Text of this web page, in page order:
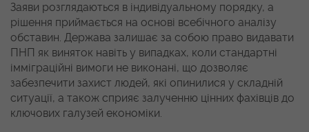
Заяви розглядаються в індивідуальному порядку, а
рішення приймається на основі всебічного аналізу
обставин. Держава залишає за собою право видавати
ПНП як виняток навіть у випадках, коли стандартні
імміграційні вимоги не виконані, що дозволяє
забезпечити захист людей, які опинилися у складній
ситуації, а також сприяє залученню цінних фахівців до
ключових галузей економіки.